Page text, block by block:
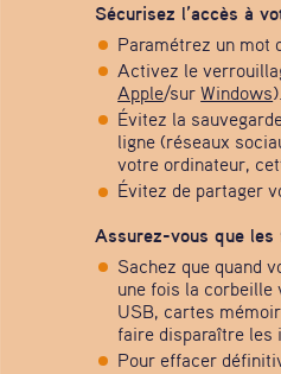
Sécurisez l’accès à
Paramétrez un mot
Activez le
Apple/surWindows).
Évitez la
ligne (réseaux
votre ordinateur,
Évitez de partager
Assurez-vous que les
Sachez que quand
une fois la corbeille
USB, cartes
faire disparaître les
Pour effacer